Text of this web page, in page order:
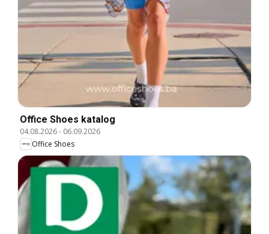
Office Shoes katalog
04.08.2026- 06.09.2026
Office Shoes